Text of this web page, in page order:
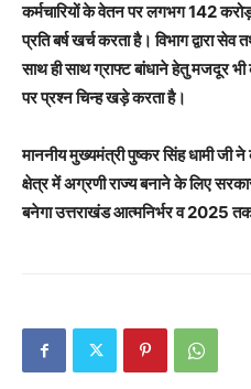
कर्मचारियों के वेतन पर लगभग 142
प्रति बर्ष खर्च करता है। विभाग द्वारा
साथ ही साथ ग्राफ्ट बांधाने हेतु मजदूर भी
पर प्रश्न चिन्ह खड़े करता है।
माननीय मुख्यमंत्री पुष्कर सिंह धामी
क्षेत्र में अग्रणी राज्य बनाने के लिए
बनेगा उत्तराखंड आत्मनिर्भर व 2025